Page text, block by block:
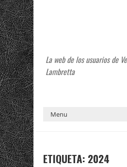
La web de los usuarios de
Lambretta
ETIQUETA: 2024